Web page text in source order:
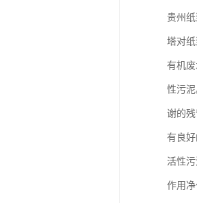
贵州
塔对
有机
性污
谢的
有良
活性
作用